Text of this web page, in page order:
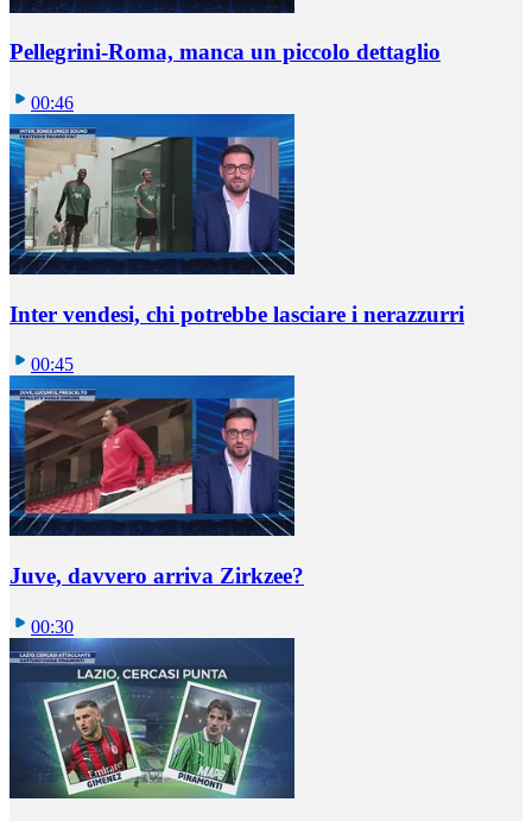
Pellegrini-Roma, manca un piccolo dettaglio
00:46
Inter vendesi, chi potrebbe lasciare i nerazzurri
00:45
Juve, davvero arriva Zirkzee?
00:30